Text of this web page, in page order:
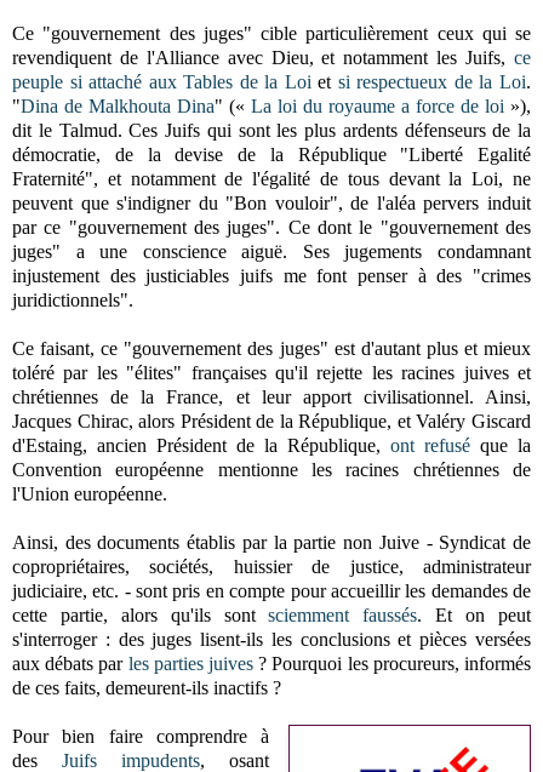
Ce "gouvernement des juges" cible particulièrement ceux qui se
revendiquent de l'Alliance avec Dieu, et notamment les Juifs, ce
peuple si attaché aux Tables de la Loi et si respectueux de la Loi.
"Dina de Malkhouta Dina" (« La loi du royaume a force de loi »),
dit le Talmud. Ces Juifs qui sont les plus ardents défenseurs de la
démocratie, de la devise de la République "Liberté Egalité
Fraternité", et notamment de l'égalité de tous devant la Loi, ne
peuvent que s'indigner du "Bon vouloir", de l'aléa pervers induit
par ce "gouvernement des juges". Ce dont le "gouvernement des
juges" a une conscience aiguë. Ses jugements condamnant
injustement des justiciables juifs me font penser à des "crimes
juridictionnels".
Ce faisant, ce "gouvernement des juges" est d'autant plus et mieux
toléré par les "élites" françaises qu'il rejette les racines juives et
chrétiennes de la France, et leur apport civilisationnel. Ainsi,
Jacques Chirac, alors Président de la République, et Valéry Giscard
d'Estaing, ancien Président de la République, ont refusé que la
Convention européenne mentionne les racines chrétiennes de
l'Union européenne.
Ainsi, des documents établis par la partie non Juive - Syndicat de
copropriétaires, sociétés, huissier de justice, administrateur
judiciaire, etc. - sont pris en compte pour accueillir les demandes de
cette partie, alors qu'ils sontsciemment faussés. Et on peut
s'interroger : des juges lisent-ils les conclusions et pièces versées
aux débats par les parties juives ? Pourquoi les procureurs, informés
de ces faits, demeurent-ils inactifs ?
Pour bien faire comprendre à
desJuifs impudents, osant